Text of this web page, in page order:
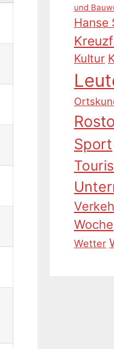
und
Hanse
Kultur
Sport
Woche
Wetter